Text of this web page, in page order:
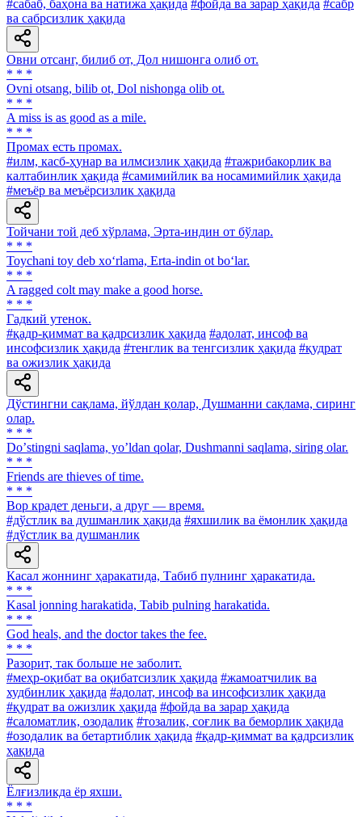
#сабаб, баҳона ва натижа ҳақида #фойда ва зарар ҳақида #сабр
ва сабрсизлик ҳақида
Овни отсанг, билиб от, Дол нишонга олиб от.
* * *
Ovni otsang, bilib ot, Dol nishonga olib ot.
* * *
A miss is as good as a mile.
* * *
Промах есть промах.
#илм, касб-ҳунар ва илмсизлик ҳақида #тажрибакорлик ва
калтабинлик ҳақида #самимийлик ва носамимийлик ҳақида
#меъёр ва меъёрсизлик ҳақида
Тойчани той деб хўрлама, Эрта-индин от бўлар.
* * *
Toychani toy deb xo‘rlama, Erta-indin ot bo‘lar.
* * *
A ragged colt may make a good horse.
* * *
Гадкий утенок.
#қадр-қиммат ва қадрсизлик ҳақида #адолат, инсоф ва
инсофсизлик ҳақида #тенглик ва тенгсизлик ҳақида #қудрат
ва ожизлик ҳақида
Дўстингни сақлама, йўлдан қолар, Душманни сақлама, сиринг
олар.
* * *
Doʼstingni saqlama, yoʼldan qolar, Dushmanni saqlama, siring olar.
* * *
Friends are thieves of time.
* * *
Вор крадет деньги, а друг — время.
#дўстлик ва душманлик ҳақида #яхшилик ва ёмонлик ҳақида
#дўстлик ва душманлик
Касал жоннинг ҳаракатида, Табиб пулнинг ҳаракатида.
* * *
Kasal jonning harakatida, Tabib pulning harakatida.
* * *
God heals, and the doctor takes the fee.
* * *
Разорит, так больше не заболит.
#меҳр-оқибат ва оқибатсизлик ҳақида #жамоатчилик ва
худбинлик ҳақида #адолат, инсоф ва инсофсизлик ҳақида
#қудрат ва ожизлик ҳақида #фойда ва зарар ҳақида
#саломатлик, озодалик #тозалик, соғлик ва беморлик ҳақида
#озодалик ва бетартиблик ҳақида #қадр-қиммат ва қадрсизлик
ҳақида
Ёлғизликда ёр яхши.
* * *